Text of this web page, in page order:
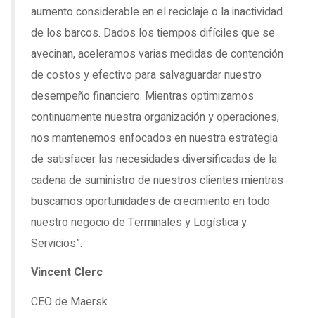
aumento considerable en el reciclaje o la inactividad
de los barcos. Dados los tiempos difíciles que se
avecinan, aceleramos varias medidas de contención
de costos y efectivo para salvaguardar nuestro
desempeño financiero. Mientras optimizamos
continuamente nuestra organización y operaciones,
nos mantenemos enfocados en nuestra estrategia
de satisfacer las necesidades diversificadas de la
cadena de suministro de nuestros clientes mientras
buscamos oportunidades de crecimiento en todo
nuestro negocio de Terminales y Logística y
Servicios”.
Vincent Clerc
CEO de Maersk